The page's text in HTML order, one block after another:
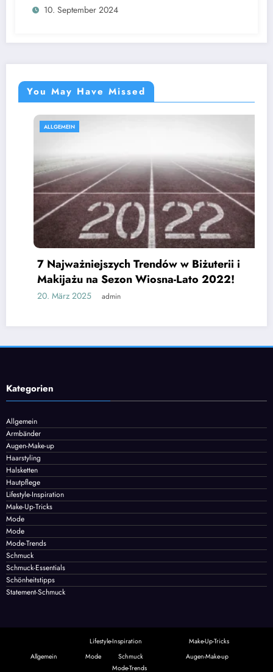
10. September 2024
You May Have Missed
ALLGEMEIN
7 Najważniejszych Trendów w Biżuterii i
Makijażu na Sezon Wiosna-Lato 2022!
20. März 2025 admin
Kategorien
Allgemein
Armbänder
Augen-Make-up
Haarstyling
Halsketten
Hautpflege
Lifestyle-Inspiration
Make-Up-Tricks
Mode
Mode
Mode-Trends
Schmuck
Schmuck-Essentials
Schönheitstipps
Statement-Schmuck
Allgemein
Lifestyle-Inspiration
Make-Up-Tricks
Augen-Make-up